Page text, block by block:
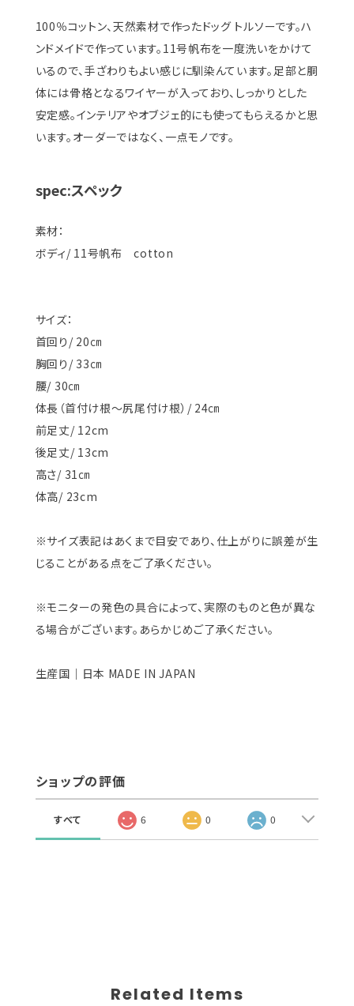
100％コットン、天然素材で作ったドッグ トルソーです。ハ
ンドメイドで作っています。11号帆布を一度洗いをかけて
いるので、手ざわりもよい感じに馴染んています。足部と胴
体には骨格となるワイヤーが入っており、しっかりとした
安定感。インテリアやオブジェ的にも使ってもらえるかと思
います。オーダーではなく、一点モノです。
spec:スペック
素材：
ボディ/ 11号帆布 cotton
サイズ：
首回り/ 20㎝
胸回り/ 33㎝
腰/ 30㎝
体長（首付け根〜尻尾付け根）/ 24㎝
前足丈/ 12cm
後足丈/ 13cm
高さ/ 31㎝
体高/ 23cm
※サイズ表記はあくまで目安であり、仕上がりに誤差が生
じることがある点をご了承ください。
※モニターの発色の具合によって、実際のものと色が異な
る場合がございます。あらかじめご了承ください。
生産国｜日本 MADE IN JAPAN
ショップの評価
すべて 6 0 0
Related Items